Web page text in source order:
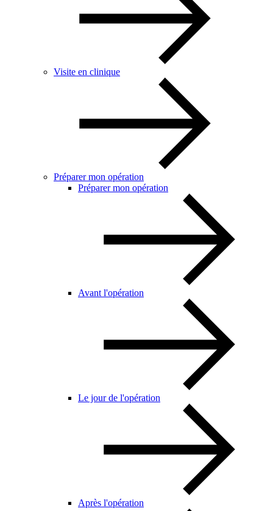
Visite en clinique
Préparer mon opération
Préparer mon opération
Avant l'opération
Le jour de l'opération
Après l'opération